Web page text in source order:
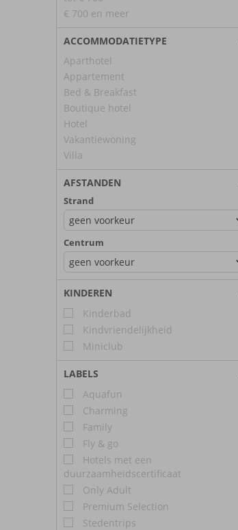
€ 700 en meer
ACCOMMODATIETYPE
Aparthotel
Appartement
Bed & Breakfast
Boutique hotel
Hotel
Vakantiewoning
Villa
AFSTANDEN
Strand
Centrum
KINDEREN
Kinderbad
Kindvriendelijkheid
Miniclub
LABELS
Aquafun
Charming
Family
Fly & go
Hotels met een
duurzaamheidscertificaat
Only Adult
Premium Selection
Stedentrips